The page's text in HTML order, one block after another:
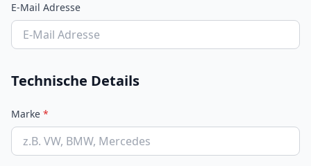
E-Mail Adresse
Technische Details
Marke *